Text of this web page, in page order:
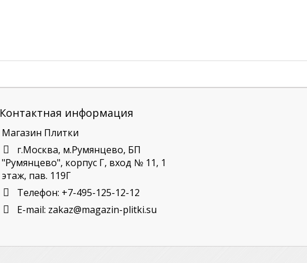
Контактная информация
Магазин Плитки
г.Москва, м.Румянцево, БП
"Румянцево", корпус Г, вход № 11, 1
этаж, пав. 119Г
Телефон: +7-495-125-12-12
E-mail: zakaz@magazin-plitki.su